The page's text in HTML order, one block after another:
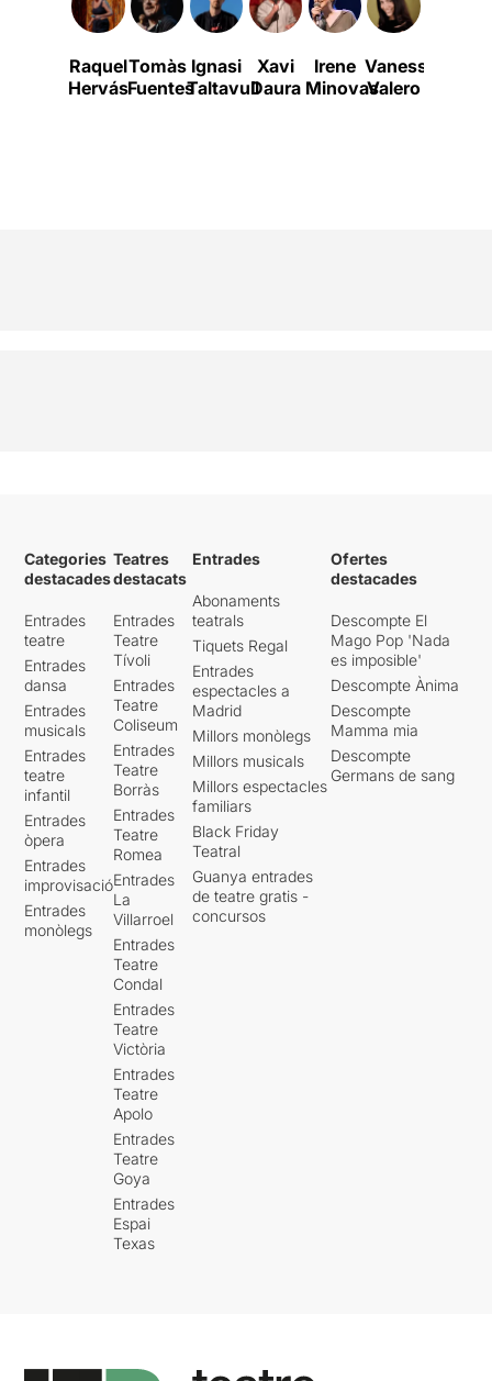
Raquel
Hervás
Tomàs
Fuentes
Ignasi
Taltavull
Xavi
Daura
Irene
Minovas
Vanessa
Valero
Categories
destacades
Entrades
teatre
Entrades
dansa
Entrades
musicals
Entrades
teatre
infantil
Entrades
òpera
Entrades
improvisació
Entrades
monòlegs
Teatres
destacats
Entrades
Teatre
Tívoli
Entrades
Teatre
Coliseum
Entrades
Teatre
Borràs
Entrades
Teatre
Romea
Entrades
La
Villarroel
Entrades
Teatre
Condal
Entrades
Teatre
Victòria
Entrades
Teatre
Apolo
Entrades
Teatre
Goya
Entrades
Espai
Texas
Entrades
Abonaments
teatrals
Tiquets Regal
Entrades
espectacles a
Madrid
Millors monòlegs
Millors musicals
Millors espectacles
familiars
Black Friday
Teatral
Guanya entrades
de teatre gratis -
concursos
Ofertes
destacades
Descompte El
Mago Pop 'Nada
es imposible'
Descompte Ànima
Descompte
Mamma mia
Descompte
Germans de sang